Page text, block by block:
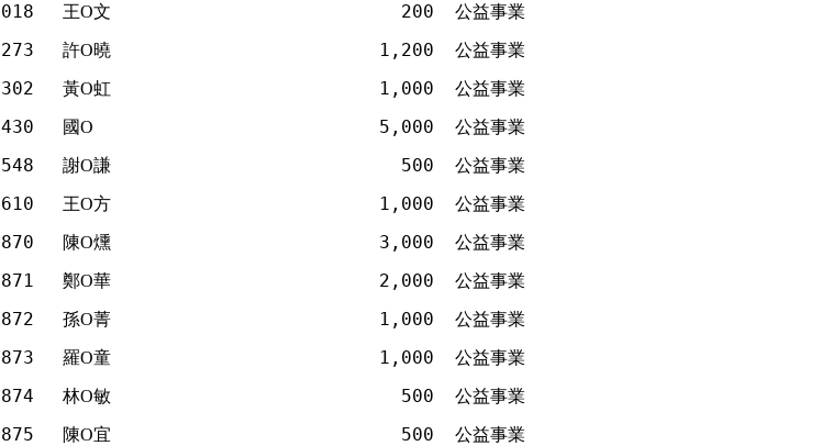
王O文 200
公益事業
許O曉 1,200
公益事業
黃O虹 1,000
公益事業
國Ο 5,000
公益事業
謝O謙 500
公益事業
王O方 1,000
公益事業
陳O燻 3,000
公益事業
鄭O華 2,000
公益事業
孫O菁 1,000
公益事業
羅O童 1,000
公益事業
林O敏 500
公益事業
陳O宜 500
公益事業